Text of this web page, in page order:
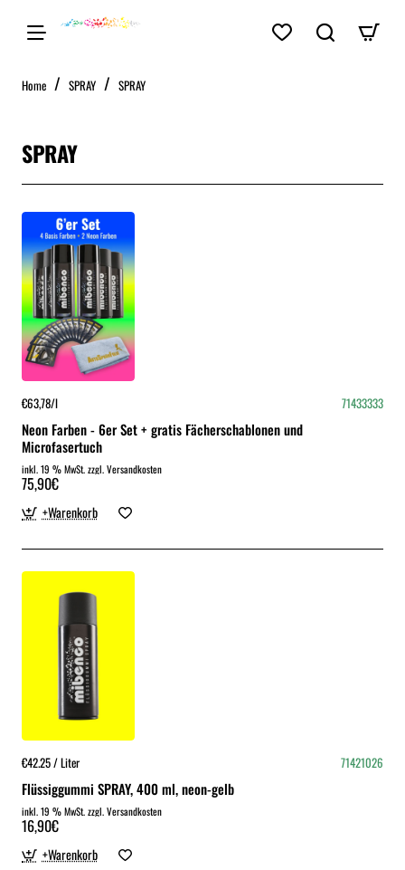
Home home SPRAY SPRAY
SPRAY
€63,78/l 71433333
Neon Farben - 6er Set + gratis Fächerschablonen und
Microfasertuch
inkl. 19 % MwSt. zzgl. Versandkosten
75,90€
+Warenkorb
€42.25 / Liter 71421026
Flüssiggummi SPRAY, 400 ml, neon-gelb
inkl. 19 % MwSt. zzgl. Versandkosten
16,90€
+Warenkorb